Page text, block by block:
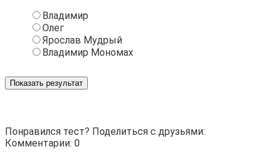
Владимир
Олег
Ярослав Мудрый
Владимир Мономах
Показать результат
Понравился тест? Поделиться с друзьями:
Комментарии: 0